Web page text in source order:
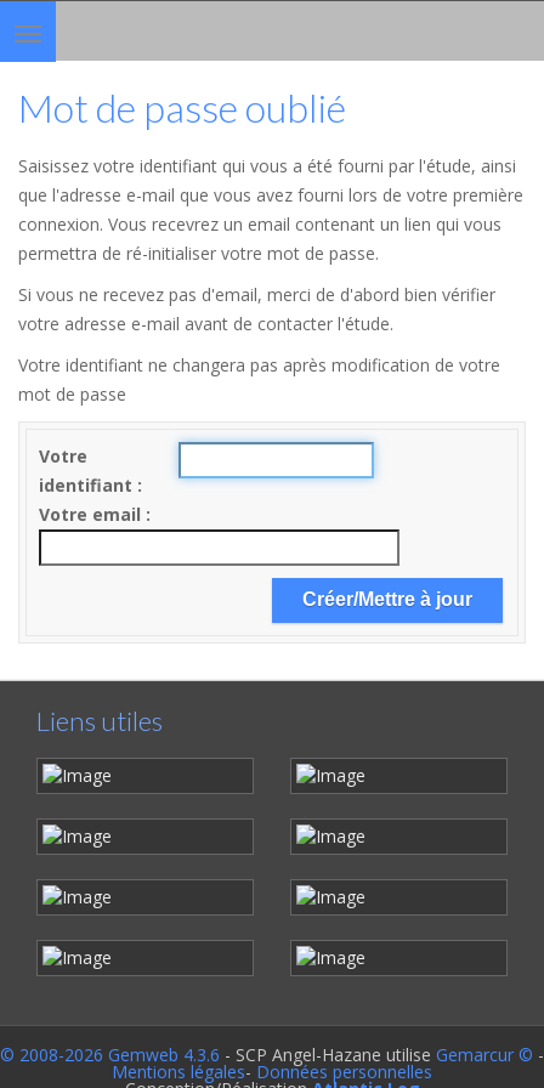
Toggle
navigation
Mot de passe oublié
Saisissez votre identifiant qui vous a été fourni par l'étude, ainsi
que l'adresse e-mail que vous avez fourni lors de votre première
connexion. Vous recevrez un email contenant un lien qui vous
permettra de ré-initialiser votre mot de passe.
Si vous ne recevez pas d'email, merci de d'abord bien vérifier
votre adresse e-mail avant de contacter l'étude.
Votre identifiant ne changera pas après modification de votre
mot de passe
Votre
identifiant
Votre email
Liens utiles
© 2008-2026 Gemweb 4.3.6 - SCP Angel-Hazane utilise Gemarcur © -
Mentions légales- Données personnelles